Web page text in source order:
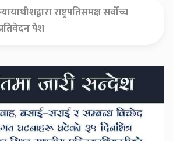
राष्ट्रपतिसमक्ष सर्वोच्च
पेश